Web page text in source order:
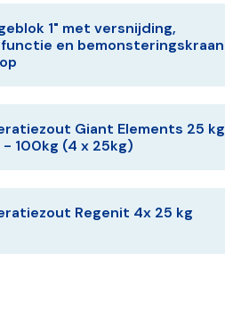
1" met versnijding,
en bemonsteringskraan
Giant Elements 25 kg
- 100kg (4 x 25kg)
Regenit 4x 25 kg